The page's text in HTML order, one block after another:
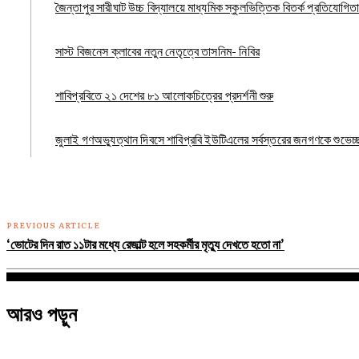
জৈন্তাপুর সারীঘাট উচ্চ বিদ্যালয়ে মাধ্যমিক স্কুলভিত্তিক বিতর্ক
সাস্ট বিজনেস ক্লাবের নতুন নেতৃত্বে তাসনিম- নিবির
শাবিপ্রবিতে ২১ দেশের ৮১ আলোকচিত্রের প্রদর্শনী শুরু
জুলাই গণঅভ্যুত্থান দিবসে শাবিপ্রবি ইউটিএলের সর্বস্তরের জনগণকে
PREVIOUS ARTICLE
‘ভোটের দিন রাত ১১টার মধ্যে রেজাল্ট হলে সহকর্মীর মৃত্যু দেখতে হতো না’
আরও পড়ুন